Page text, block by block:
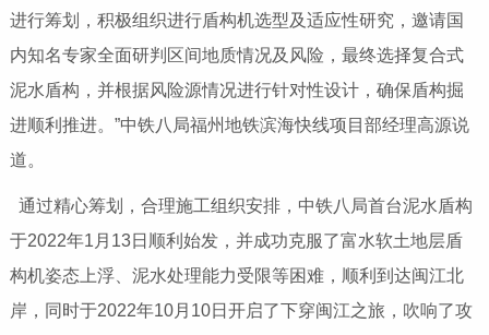
进行筹划，积极组织进行盾构机选型及适应性研究，邀请国
内知名专家全面研判区间地质情况及风险，最终选择复合式
泥水盾构，并根据风险源情况进行针对性设计，确保盾构掘
进顺利推进。”中铁八局福州地铁滨海快线项目部经理高源说
道。
通过精心筹划，合理施工组织安排，中铁八局首台泥水盾构
于2022年1月13日顺利始发，并成功克服了富水软土地层盾
构机姿态上浮、泥水处理能力受限等困难，顺利到达闽江北
岸，同时于2022年10月10日开启了下穿闽江之旅，吹响了攻